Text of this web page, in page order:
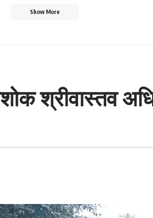
Show More
श्रीवास्तव